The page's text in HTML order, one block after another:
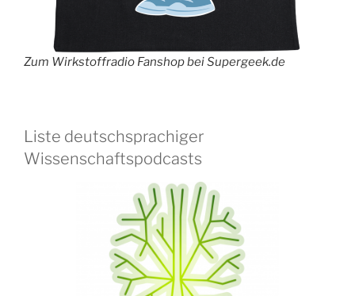
Zum Wirkstoffradio Fanshop bei Supergeek.de
Liste deutschsprachiger
Wissenschaftspodcasts